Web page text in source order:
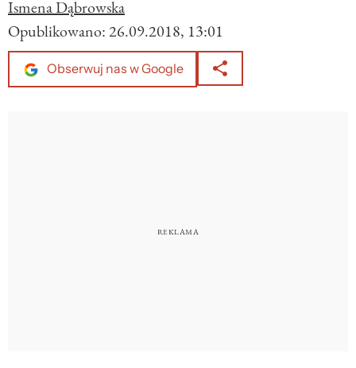
Ismena Dąbrowska
Opublikowano:26.09.2018, 13:01
Obserwuj nas w Google